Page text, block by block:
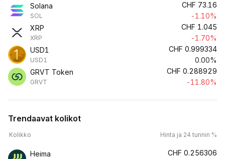
Solana
SOL
CHF 73.16
-1.10%
XRP
XRP
CHF 1.045
-1.70%
USD1
USD1
CHF 0.999334
0.00%
GRVT Token
GRVT
CHF 0.288929
-11.80%
Trendaavat kolikot
Kolikko Hinta ja 24 tunnin %
Heima CHF 0.256306